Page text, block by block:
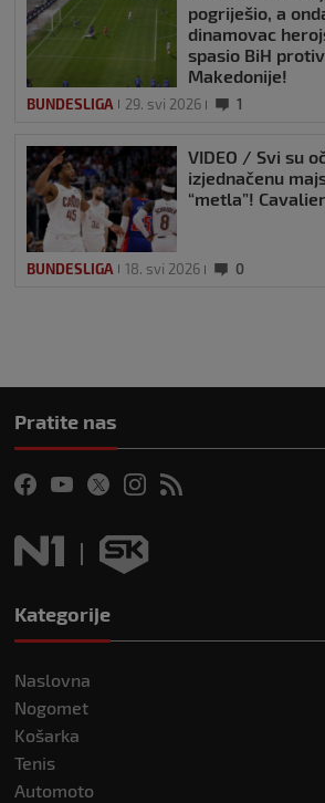
pogriješio, a
dinamovac
spasio BiH
Makedonije!
BUNDESLIGA 29. svi 2026 1
VIDEO / Svi su
izjednačenu
“metla”!
BUNDESLIGA 18. svi 2026 0
Pratite nas
Kategorije
Naslovna
Nogomet
Košarka
Tenis
Automoto